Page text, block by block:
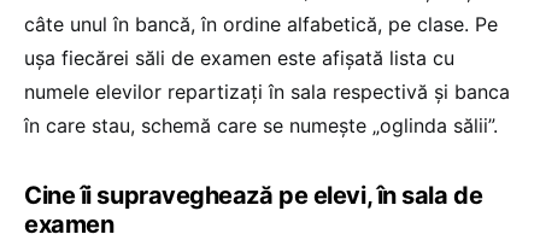
câte unul în bancă, în ordine alfabetică, pe clase. Pe
ușa fiecărei săli de examen este afișată lista cu
numele elevilor repartizați în sala respectivă și banca
în care stau, schemă care se numește „oglinda sălii”.
Cine îi supraveghează pe elevi, în sala de
examen